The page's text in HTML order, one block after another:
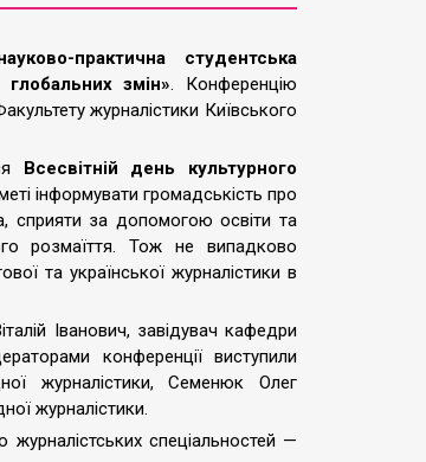
практична студентська
змін». Конференцію
журналістики Київського
Всесвітній день культурного
інформувати громадськість про
сприяти за допомогою освіти та
розмаїття. Тож не випадково
та української журналістики в
Іванович, завідувач кафедри
конференції виступили
журналістики, Семенюк Олег
журналістики.
журналістських спеціальностей —